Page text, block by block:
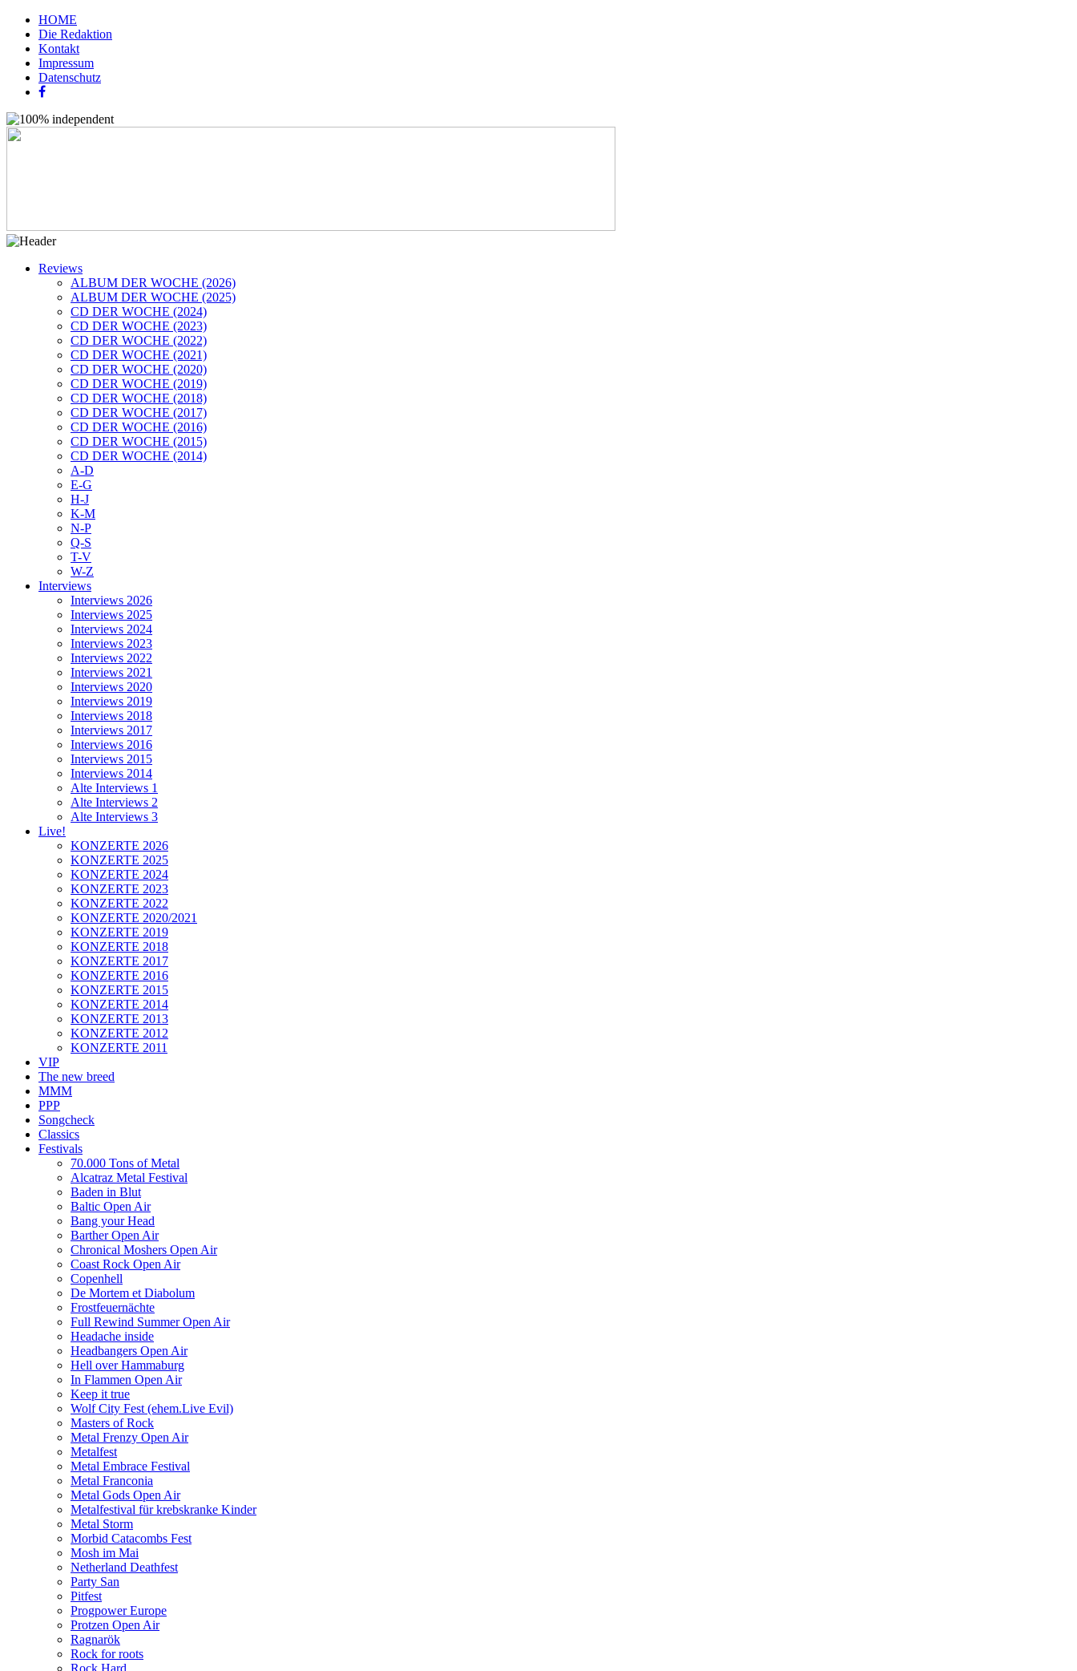
HOME
Die Redaktion
Kontakt
Impressum
Datenschutz
Reviews
ALBUM DER WOCHE (2026)
ALBUM DER WOCHE (2025)
CD DER WOCHE (2024)
CD DER WOCHE (2023)
CD DER WOCHE (2022)
CD DER WOCHE (2021)
CD DER WOCHE (2020)
CD DER WOCHE (2019)
CD DER WOCHE (2018)
CD DER WOCHE (2017)
CD DER WOCHE (2016)
CD DER WOCHE (2015)
CD DER WOCHE (2014)
A-D
E-G
H-J
K-M
N-P
Q-S
T-V
W-Z
Interviews
Interviews 2026
Interviews 2025
Interviews 2024
Interviews 2023
Interviews 2022
Interviews 2021
Interviews 2020
Interviews 2019
Interviews 2018
Interviews 2017
Interviews 2016
Interviews 2015
Interviews 2014
Alte Interviews 1
Alte Interviews 2
Alte Interviews 3
Live!
KONZERTE 2026
KONZERTE 2025
KONZERTE 2024
KONZERTE 2023
KONZERTE 2022
KONZERTE 2020/2021
KONZERTE 2019
KONZERTE 2018
KONZERTE 2017
KONZERTE 2016
KONZERTE 2015
KONZERTE 2014
KONZERTE 2013
KONZERTE 2012
KONZERTE 2011
VIP
The new breed
MMM
PPP
Songcheck
Classics
Festivals
70.000 Tons of Metal
Alcatraz Metal Festival
Baden in Blut
Baltic Open Air
Bang your Head
Barther Open Air
Chronical Moshers Open Air
Coast Rock Open Air
Copenhell
De Mortem et Diabolum
Frostfeuernächte
Full Rewind Summer Open Air
Headache inside
Headbangers Open Air
Hell over Hammaburg
In Flammen Open Air
Keep it true
Wolf City Fest (ehem.Live Evil)
Masters of Rock
Metal Frenzy Open Air
Metalfest
Metal Embrace Festival
Metal Franconia
Metal Gods Open Air
Metalfestival für krebskranke Kinder
Metal Storm
Morbid Catacombs Fest
Mosh im Mai
Netherland Deathfest
Party San
Pitfest
Progpower Europe
Protzen Open Air
Ragnarök
Rock for roots
Rock Hard